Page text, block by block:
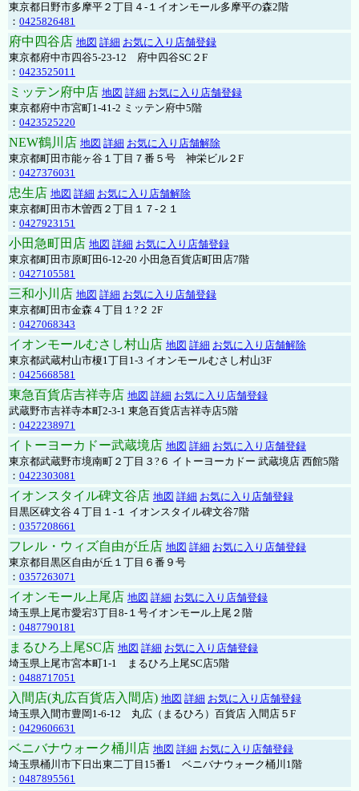
東京都日野市多摩平２丁目４-１イオンモール多摩平の森2階
： 0425826481
府中四谷店 地図 詳細 お気に入り店舗登録
東京都府中市四谷5-23-12 府中四谷SC２F
： 0423525011
ミッテン府中店 地図 詳細 お気に入り店舗登録
東京都府中市宮町1-41-2 ミッテン府中5階
： 0423525220
NEW鶴川店 地図 詳細 お気に入り店舗解除
東京都町田市能ヶ谷１丁目７番５号 神栄ビル２F
： 0427376031
忠生店 地図 詳細 お気に入り店舗解除
東京都町田市木曽西２丁目１７-２１
： 0427923151
小田急町田店 地図 詳細 お気に入り店舗登録
東京都町田市原町田6-12-20 小田急百貨店町田店7階
： 0427105581
三和小川店 地図 詳細 お気に入り店舗登録
東京都町田市金森４丁目１?２ 2F
： 0427068343
イオンモールむさし村山店 地図 詳細 お気に入り店舗解除
東京都武蔵村山市榎1丁目1-3 イオンモールむさし村山3F
： 0425668581
東急百貨店吉祥寺店 地図 詳細 お気に入り店舗登録
武蔵野市吉祥寺本町2-3-1 東急百貨店吉祥寺店5階
： 0422238971
イトーヨーカドー武蔵境店 地図 詳細 お気に入り店舗登録
東京都武蔵野市境南町２丁目３?６ イトーヨーカドー 武蔵境店 西館5階
： 0422303081
イオンスタイル碑文谷店 地図 詳細 お気に入り店舗登録
目黒区碑文谷４丁目１-１ イオンスタイル碑文谷7階
： 0357208661
フレル・ウィズ自由が丘店 地図 詳細 お気に入り店舗登録
東京都目黒区自由が丘１丁目６番９号
： 0357263071
イオンモール上尾店 地図 詳細 お気に入り店舗登録
埼玉県上尾市愛宕3丁目8-１号イオンモール上尾２階
： 0487790181
まるひろ上尾SC店 地図 詳細 お気に入り店舗登録
埼玉県上尾市宮本町1-1 まるひろ上尾SC店5階
： 0488717051
入間店(丸広百貨店入間店) 地図 詳細 お気に入り店舗登録
埼玉県入間市豊岡1-6-12 丸広（まるひろ）百貨店 入間店５F
： 0429606631
ベニバナウォーク桶川店 地図 詳細 お気に入り店舗登録
埼玉県桶川市下日出東二丁目15番1 ベニバナウォーク桶川1階
： 0487895561